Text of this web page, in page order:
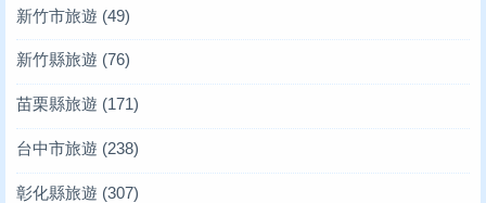
新竹市旅遊 (49)
新竹縣旅遊 (76)
苗栗縣旅遊 (171)
台中市旅遊 (238)
彰化縣旅遊 (307)